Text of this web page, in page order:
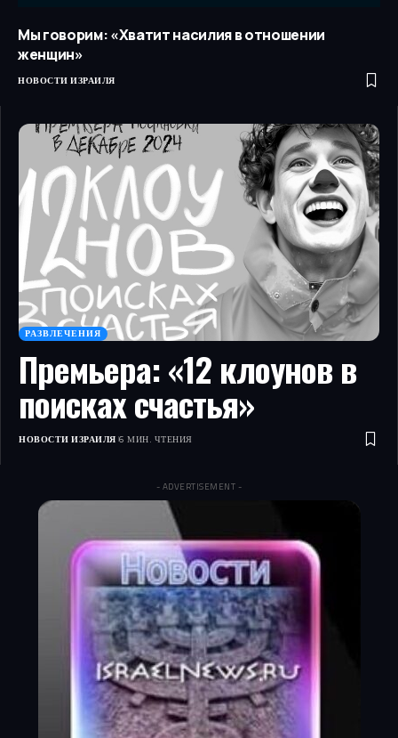
Мы говорим: «Хватит насилия в отношении
женщин»
НОВОСТИ ИЗРАИЛЯ
РАЗВЛЕЧЕНИЯ
Премьера: «12 клоунов в
поисках счастья»
НОВОСТИ ИЗРАИЛЯ 6 МИН. ЧТЕНИЯ
- ADVERTISEMENT -